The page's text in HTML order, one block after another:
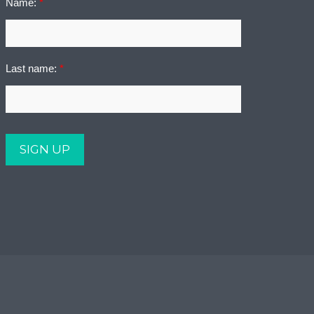
Name: *
Last name: *